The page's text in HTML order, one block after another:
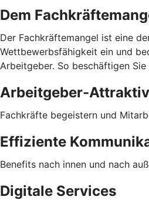
Dem
Der Fachkräftemangel ist eine
Wettbewerbsfähigkeit ein und
Arbeitgeber. So beschäftigen
Arbeitgeber-
Fachkräfte begeistern und
Effiziente
Benefits nach innen und nach
Digitale Services